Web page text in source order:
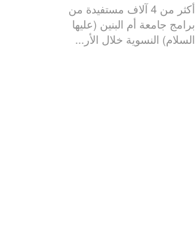
أكثر من 4 آلاف مستفيدة من
برامج جامعة أم البنين (عليها
السلام) النسوية خلال الأر...